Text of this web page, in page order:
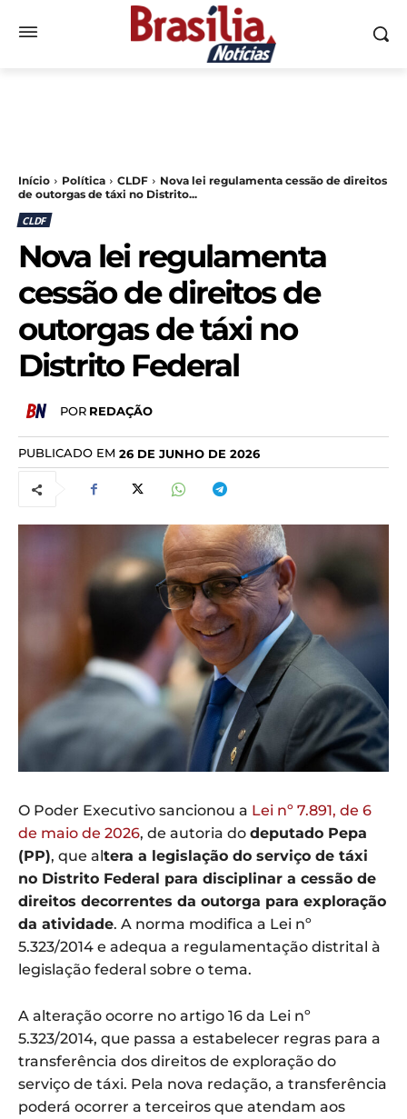
Início Política CLDF
Nova lei regulamenta cessão de direitos
de outorgas de táxi no Distrito...
CLDF
Nova lei regulamenta
cessão de direitos de
outorgas de táxi no
Distrito Federal
POR REDAÇÃO
PUBLICADO EM 26 DE JUNHO DE 2026
O Poder Executivo sancionou a Lei nº 7.891, de 6
de maio de 2026, de autoria do deputado Pepa
(PP), que altera a legislação do serviço de táxi
no Distrito Federal para disciplinar a cessão de
direitos decorrentes da outorga para exploração
da atividade. A norma modifica a Lei nº
5.323/2014 e adequa a regulamentação distrital à
legislação federal sobre o tema.
A alteração ocorre no artigo 16 da Lei nº
5.323/2014, que passa a estabelecer regras para a
transferência dos direitos de exploração do
serviço de táxi. Pela nova redação, a transferência
poderá ocorrer a terceiros que atendam aos